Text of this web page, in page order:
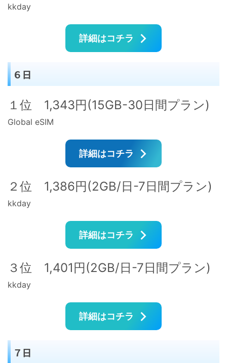
kkday
詳細はコチラ
６日
１位 1,343円(15GB-30日間プラン)
Global eSIM
詳細はコチラ
２位 1,386円(2GB/日-7日間プラン)
kkday
詳細はコチラ
３位 1,401円(2GB/日-7日間プラン)
kkday
詳細はコチラ
７日